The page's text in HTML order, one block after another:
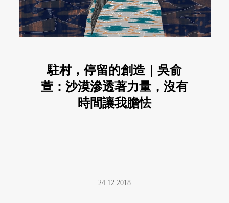
駐村，停留的創造｜吳俞
萱：沙漠滲透著力量，沒有
時間讓我膽怯
24.12.2018